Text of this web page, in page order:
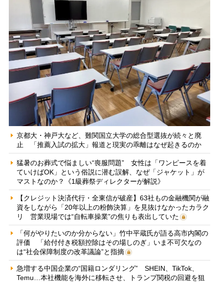
京都大・神戸大など、難関国立大学の総合型選抜が続々と廃
止 「推薦入試の拡大」報道と現実の乖離はなぜ起きるのか
猛暑のお葬式で悩ましい“喪服問題” 女性は「ワンピースを着
ていけばOK」という俗説に潜む誤解、なぜ「ジャケット」が
マストなのか？《1級葬祭ディレクターが解説》
【クレジット決済代行・全東信が破産】63社もの金融機関が融
資をしながら「20年以上の粉飾決算」を見抜けなかったカラク
リ 営業現場では“自転車操業”の焦りも表出していた
「何がやりたいのか分からない」竹中平蔵氏が語る高市内閣の
評価 「給付付き税額控除はその場しのぎ」いま不可欠なの
は“社会保障制度の改革議論”と指摘
急増する中国企業の“国籍ロンダリング” SHEIN、TikTok、
Temu…本社機能を海外に移転させ、トランプ関税の回避を狙